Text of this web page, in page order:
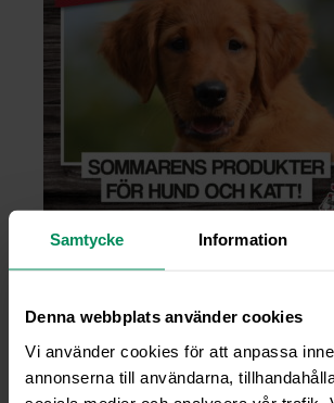
Samtycke Information
Denna webbplats använder cookies
Vi använder cookies för att anpassa
annonserna till användarna,
Fjällveterinären –
Veterinärklinik och